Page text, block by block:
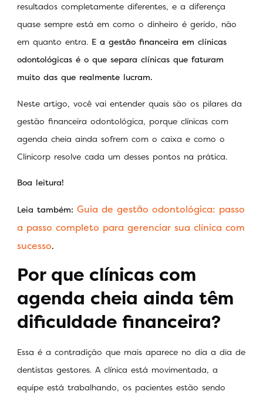
resultados completamente diferentes, e a diferença
quase sempre está em como o dinheiro é gerido, não
em quanto entra. E a gestão financeira em clínicas
odontológicas é o que separa clínicas que faturam
muito das que realmente lucram.
Neste artigo, você vai entender quais são os pilares da
gestão financeira odontológica, porque clínicas com
agenda cheia ainda sofrem com o caixa e como o
Clinicorp resolve cada um desses pontos na prática.
Boa leitura!
Leia também: Guia de gestão odontológica: passo
a passo completo para gerenciar sua clínica com
sucesso.
Por que clínicas com
agenda cheia ainda têm
dificuldade financeira?
Essa é a contradição que mais aparece no dia a dia de
dentistas gestores. A clínica está movimentada, a
equipe está trabalhando, os pacientes estão sendo